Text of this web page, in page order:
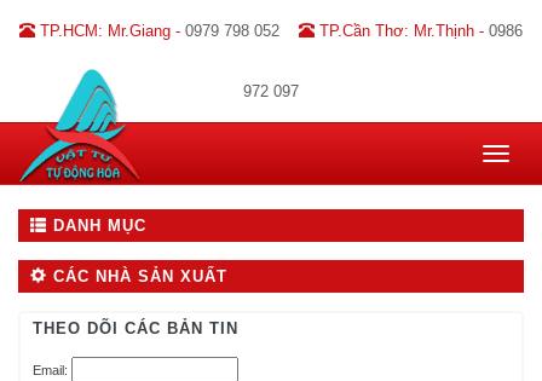
TP.HCM: Mr.Giang - 0979 798 052 TP.Cần Thơ: Mr.Thịnh - 0986
972 097
Toggle
DANH MỤC
CÁC NHÀ SẢN XUẤT
THEO DÕI CÁC BẢN TIN
Email: